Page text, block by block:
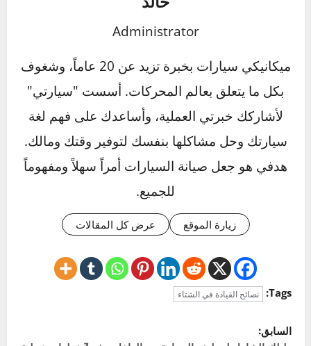
مسار. إذا لم ينجح ذلك، استخدم الرمل أو فضلات
القطط أو حتى دواسات السيارة المطاطية وضعها
تحت الإطارات الدافعة لزيادة الاحتكاك.
هل استخدام مثبت السرعة (Cruise
Control) آمن في المطر؟
لا، أبداً. مثبت السرعة قد يتسبب في تسارع السيارة
بشكل غير متوقع عند حدوث انزلاق مائي. يجب أن
تكون أنت المتحكم الكامل في سرعة السيارة في
الظروف الزلقة لتتمكن من رفع قدمك عن دواسة
الوقوع فوراً عند الشعور بأي انزلاق.
Click to rate this post!
عن المؤلف